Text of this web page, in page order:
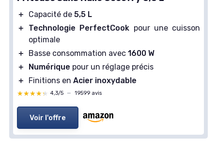
＋ Capacité de 5,5 L
＋
Technologie PerfectCook pour une cuisson
optimale
＋
Basse consommation avec 1600 W
＋
Numérique pour un réglage précis
＋
Finitions en Acier inoxydable
★★★★★
★★★★★ 4,3/5 — 19599 avis
Voir l'offre